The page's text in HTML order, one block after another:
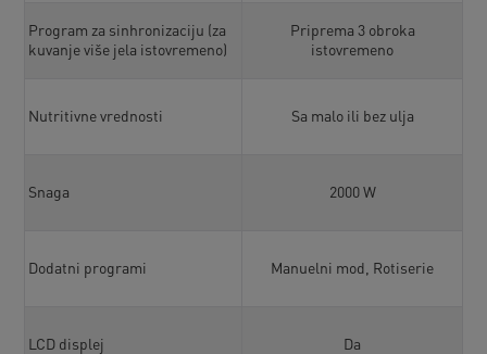
Program za sinhronizaciju (za
kuvanje više jela istovremeno)
Nutritivne vrednosti
Snaga
Dodatni programi
LCD displej
Priprema 3 obroka
istovremeno
Sa malo ili bez ulja
2000 W
Manuelni mod, Rotiserie
Da